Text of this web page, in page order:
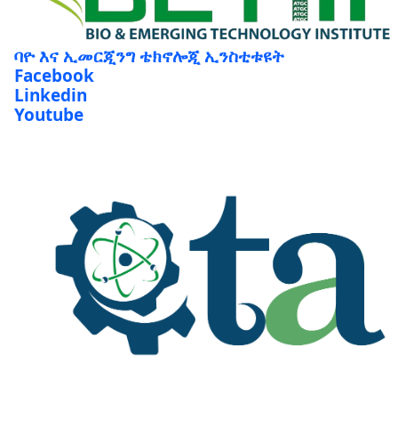
ባዮ እና ኢመርጂንግ ቴክኖሎጂ ኢንስቲቱዩት
Facebook
Linkedin
Youtube